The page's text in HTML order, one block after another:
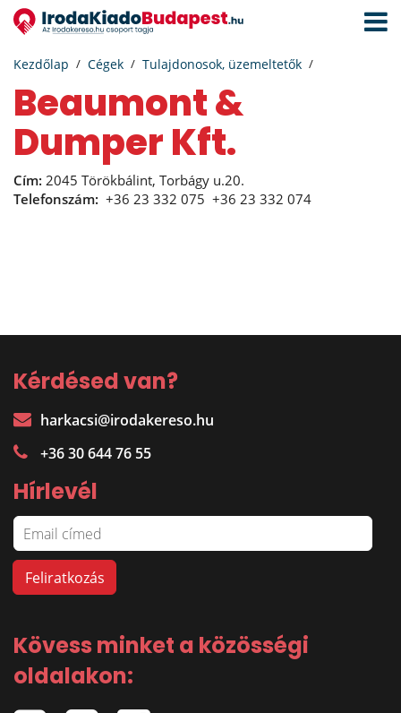
Kezdőlap Cégek Tulajdonosok, üzemeltetők
Beaumont &
Dumper Kft.
Cím: 2045 Törökbálint, Torbágy u.20.
Telefonszám: +36 23 332 075 +36 23 332 074
Kérdésed van?
harkacsi@irodakereso.hu
+36 30 644 76 55
Hírlevél
Kövess minket a közösségi
oldalakon: